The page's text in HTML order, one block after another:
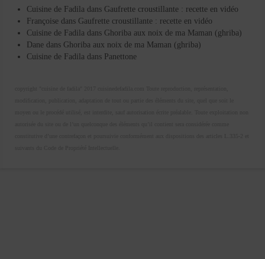
Cuisine de Fadila dans Gaufrette croustillante : recette en vidéo
Françoise dans Gaufrette croustillante : recette en vidéo
Cuisine de Fadila dans Ghoriba aux noix de ma Maman (ghriba)
Dane dans Ghoriba aux noix de ma Maman (ghriba)
Cuisine de Fadila dans Panettone